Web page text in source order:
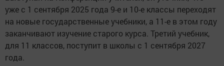
уже с 1 сентября 2025 года 9-е и 10-е классы переходят
на новые государственные учебники, а 11-е в этом году
заканчивают изучение старого курса. Третий учебник,
для 11 классов, поступит в школы с 1 сентября 2027
года.